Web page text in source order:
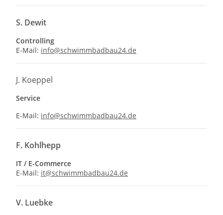
S. Dewit
Controlling
E-Mail: info@schwimmbadbau24.de
J. Koeppel
Service
E-Mail: info@schwimmbadbau24.de
F. Kohlhepp
IT / E-Commerce
E-Mail: it@schwimmbadbau24.de
V. Luebke